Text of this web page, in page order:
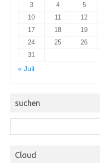
3
4 5
10
11 12
17
18 19
24
25 26
31
« Juli
suchen
nach:
Cloud